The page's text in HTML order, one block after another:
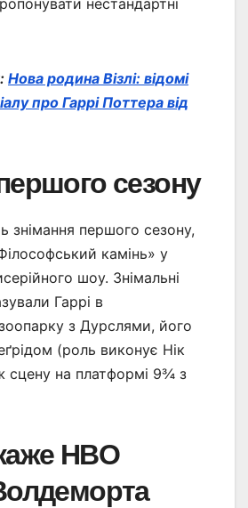
Нова родина Візлі: відомі
про Гаррі Поттера від
сезону
знімання першого сезону,
камінь» у
шоу. Знімальні
Гаррі в
з Дурслями, його
(роль виконує Нік
сцену на платформі 9¾ з
HBO